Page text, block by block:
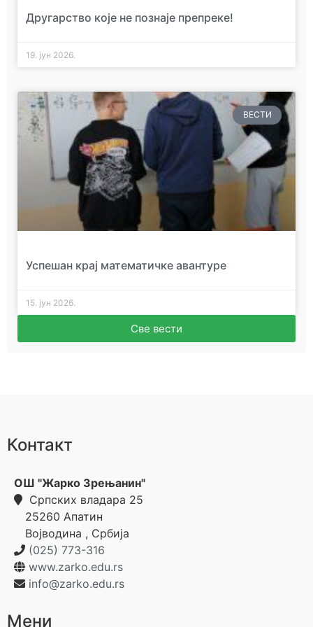
Другарство које не познаје препреке!
19. јун 2026.
ВЕСТИ
Успешан крај математичке авантуре
15. јун 2026.
Све вести
Контакт
ОШ "Жарко Зрењанин"
Српских владара 25
25260 Апатин
Војводина , Србија
(025) 773-316
www.zarko.edu.rs
info@zarko.edu.rs
Мени